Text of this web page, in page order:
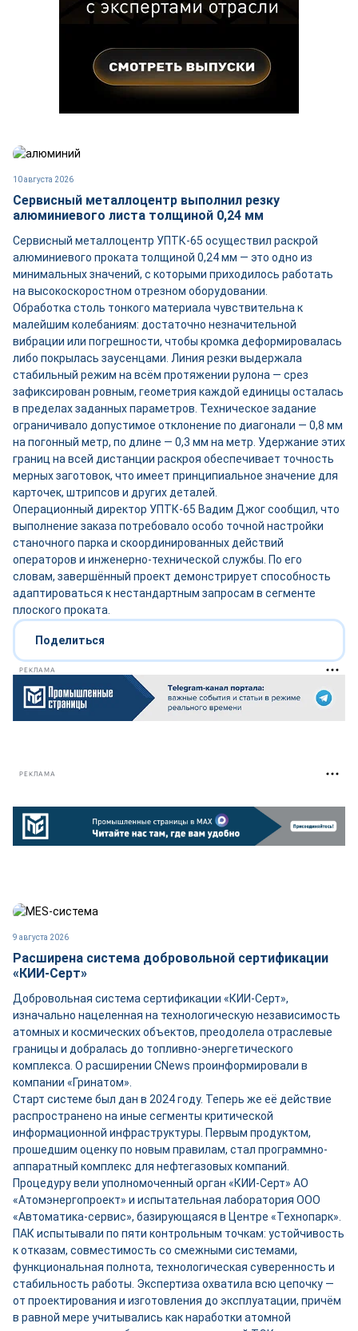
10 августа 2026
Сервисный металлоцентр выполнил резку
алюминиевого листа толщиной 0,24 мм
Сервисный металлоцентр УПТК-65 осуществил раскрой
алюминиевого проката толщиной 0,24 мм — это одно из
минимальных значений, с которыми приходилось работать
на высокоскоростном отрезном оборудовании.
Обработка столь тонкого материала чувствительна к
малейшим колебаниям: достаточно незначительной
вибрации или погрешности, чтобы кромка деформировалась
либо покрылась заусенцами. Линия резки выдержала
стабильный режим на всём протяжении рулона — срез
зафиксирован ровным, геометрия каждой единицы осталась
в пределах заданных параметров. Техническое задание
ограничивало допустимое отклонение по диагонали — 0,8 мм
на погонный метр, по длине — 0,3 мм на метр. Удержание этих
границ на всей дистанции раскроя обеспечивает точность
мерных заготовок, что имеет принципиальное значение для
карточек, штрипсов и других деталей.
Операционный директор УПТК-65 Вадим Джог сообщил, что
выполнение заказа потребовало особо точной настройки
станочного парка и скоординированных действий
операторов и инженерно-технической службы. По его
словам, завершённый проект демонстрирует способность
адаптироваться к нестандартным запросам в сегменте
плоского проката.
Поделиться
РЕКЛАМА
РЕКЛАМА
9 августа 2026
Расширена система добровольной сертификации
«КИИ-Серт»
Добровольная система сертификации «КИИ-Серт»,
изначально нацеленная на технологическую независимость
атомных и космических объектов, преодолела отраслевые
границы и добралась до топливно-энергетического
комплекса. О расширении CNews проинформировали в
компании «Гринатом».
Старт системе был дан в 2024 году. Теперь же её действие
распространено на иные сегменты критической
информационной инфраструктуры. Первым продуктом,
прошедшим оценку по новым правилам, стал программно-
аппаратный комплекс для нефтегазовых компаний.
Процедуру вели уполномоченный орган «КИИ-Серт» АО
«Атомэнергопроект» и испытательная лаборатория ООО
«Автоматика-сервис», базирующаяся в Центре «Технопарк».
ПАК испытывали по пяти контрольным точкам: устойчивость
к отказам, совместимость со смежными системами,
функциональная полнота, технологическая суверенность и
стабильность работы. Экспертиза охватила всю цепочку —
от проектирования и изготовления до эксплуатации, причём
в равной мере учитывались как наработки атомной